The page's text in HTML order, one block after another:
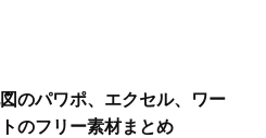
のパワポ、エクセル、ワー
のフリー素材まとめ